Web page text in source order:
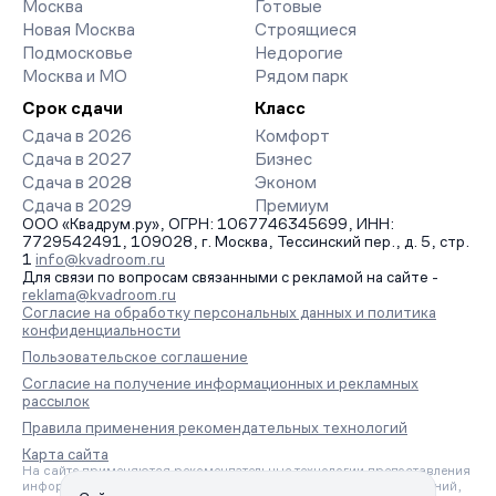
заявку на обратный звонок.
Москва
Новая Москва
Подмосковье
Москва и МО
Готовые
Строящиеся
Недорогие
Рядом парк
Срок сдачи
Сдача в 2026
Сдача в 2027
Сдача в 2028
Сдача в 2029
Класс
Комфорт
Бизнес
Эконом
Премиум
ООО «Квадрум.ру», ОГРН: 1067746345699, ИНН:
7729542491, 109028, г. Москва, Тессинский пер., д. 5, стр.
1 info@kvadroom.ru
Для связи по вопросам связанными с рекламой на сайте -
reklama@kvadroom.ru
Согласие на обработку персональных данных и политика
конфиденциальности
Пользовательское соглашение
Согласие на получение информационных и рекламных
рассылок
Правила применения рекомендательных технологий
Карта сайта
На сайте применяются рекомендательные технологии предоставления
информации на основе сбора, систематизации и анализа сведений,